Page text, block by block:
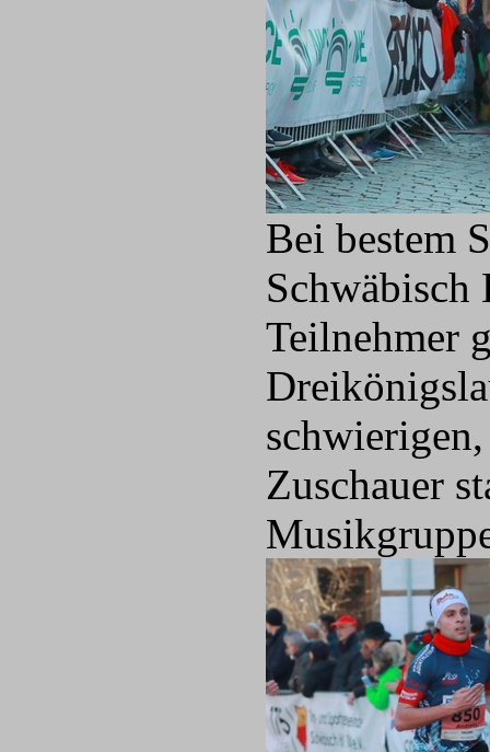
Bei bestem
Schwäbisch
Teilnehmer
Zuschauer